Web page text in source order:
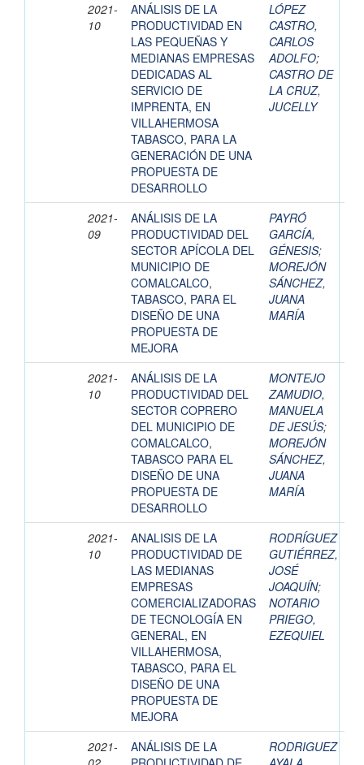
2021-
10
ANÁLISIS DE LA
PRODUCTIVIDAD EN
LAS PEQUEÑAS Y
MEDIANAS EMPRESAS
DEDICADAS AL
SERVICIO DE
IMPRENTA, EN
VILLAHERMOSA
TABASCO, PARA LA
GENERACIÓN DE UNA
PROPUESTA DE
DESARROLLO
LÓPEZ
CASTRO,
CARLOS
ADOLFO;
CASTRO DE
LA CRUZ,
JUCELLY
2021-
09
ANÁLISIS DE LA
PRODUCTIVIDAD DEL
SECTOR APÍCOLA DEL
MUNICIPIO DE
COMALCALCO,
TABASCO, PARA EL
DISEÑO DE UNA
PROPUESTA DE
MEJORA
PAYRÓ
GARCÍA,
GÉNESIS;
MOREJÓN
SÁNCHEZ,
JUANA
MARÍA
2021-
10
ANÁLISIS DE LA
PRODUCTIVIDAD DEL
SECTOR COPRERO
DEL MUNICIPIO DE
COMALCALCO,
TABASCO PARA EL
DISEÑO DE UNA
PROPUESTA DE
DESARROLLO
MONTEJO
ZAMUDIO,
MANUELA
DE JESÚS;
MOREJÓN
SÁNCHEZ,
JUANA
MARÍA
2021-
10
ANALISIS DE LA
PRODUCTIVIDAD DE
LAS MEDIANAS
EMPRESAS
COMERCIALIZADORAS
DE TECNOLOGÍA EN
GENERAL, EN
VILLAHERMOSA,
TABASCO, PARA EL
DISEÑO DE UNA
PROPUESTA DE
MEJORA
RODRÍGUEZ
GUTIÉRREZ,
JOSÉ
JOAQUÍN;
NOTARIO
PRIEGO,
EZEQUIEL
2021-
ANÁLISIS DE LA
RODRIGUEZ